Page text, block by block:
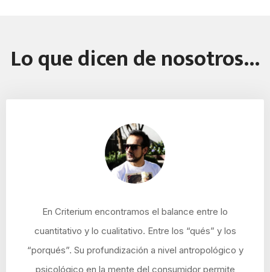
Lo que dicen de nosotros...
En Criterium encontramos el balance entre lo
cuantitativo y lo cualitativo. Entre los “qués” y los
“porqués”. Su profundización a nivel antropológico y
psicológico en la mente del consumidor permite